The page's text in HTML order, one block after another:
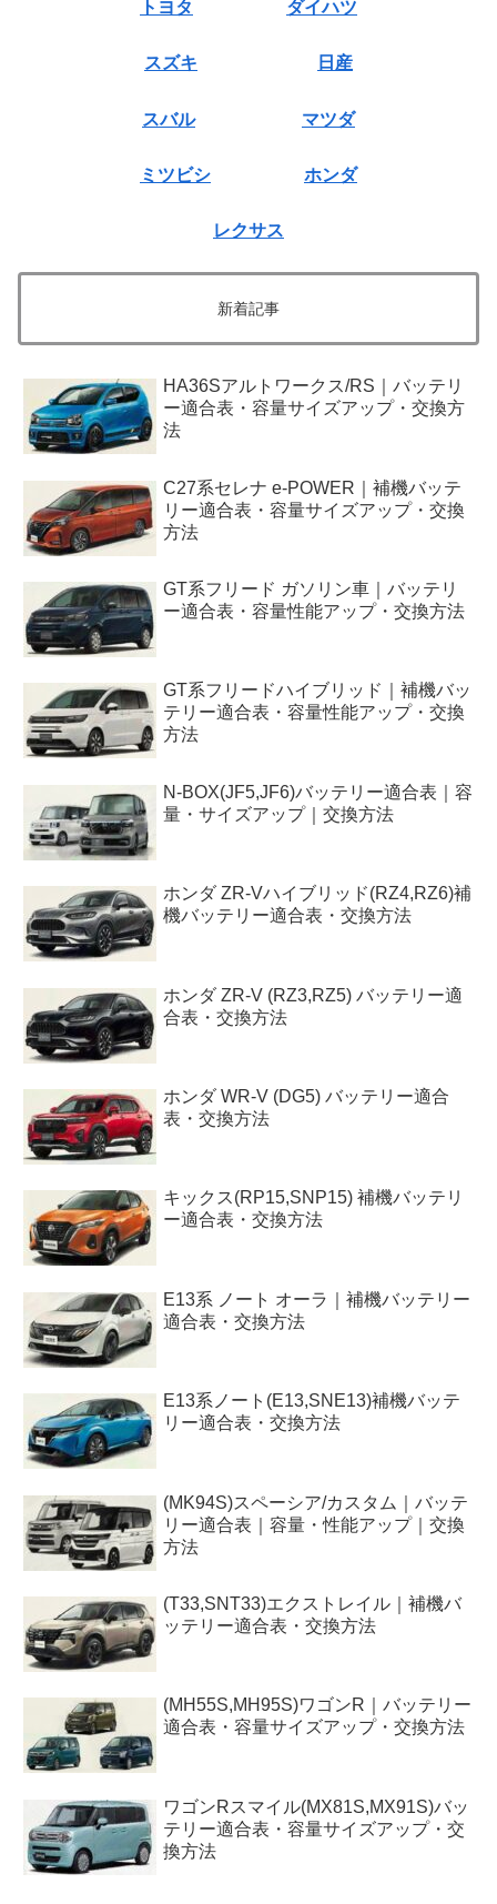
トヨタ ダイハツ
スズキ 日産
スバル マツダ
ミツビシ ホンダ
レクサス
新着記事
HA36Sアルトワークス/RS｜バッテリ
ー適合表・容量サイズアップ・交換方
法
C27系セレナ e-POWER｜補機バッテ
リー適合表・容量サイズアップ・交換
方法
GT系フリード ガソリン車｜バッテリ
ー適合表・容量性能アップ・交換方法
GT系フリードハイブリッド｜補機バッ
テリー適合表・容量性能アップ・交換
方法
N-BOX(JF5,JF6)バッテリー適合表｜容
量・サイズアップ｜交換方法
ホンダ ZR-Vハイブリッド(RZ4,RZ6)補
機バッテリー適合表・交換方法
ホンダ ZR-V (RZ3,RZ5) バッテリー適
合表・交換方法
ホンダ WR-V (DG5) バッテリー適合
表・交換方法
キックス(RP15,SNP15) 補機バッテリ
ー適合表・交換方法
E13系 ノート オーラ｜補機バッテリー
適合表・交換方法
E13系ノート(E13,SNE13)補機バッテ
リー適合表・交換方法
(MK94S)スペーシア/カスタム｜バッテ
リー適合表｜容量・性能アップ｜交換
方法
(T33,SNT33)エクストレイル｜補機バ
ッテリー適合表・交換方法
(MH55S,MH95S)ワゴンR｜バッテリー
適合表・容量サイズアップ・交換方法
ワゴンRスマイル(MX81S,MX91S)バッ
テリー適合表・容量サイズアップ・交
換方法